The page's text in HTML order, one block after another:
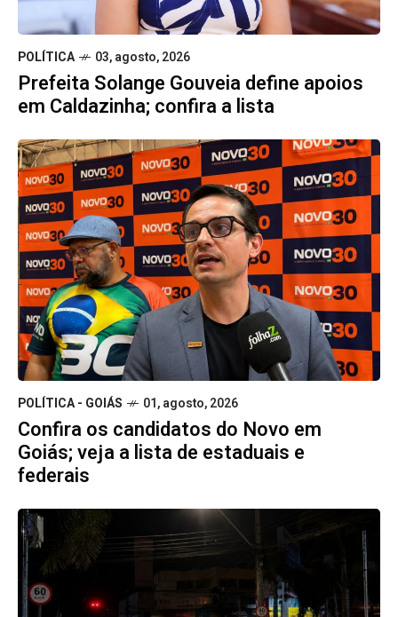
POLÍTICA 03, agosto, 2026
Prefeita Solange Gouveia define apoios
em Caldazinha; confira a lista
POLÍTICA - GOIÁS 01, agosto, 2026
Confira os candidatos do Novo em
Goiás; veja a lista de estaduais e
federais